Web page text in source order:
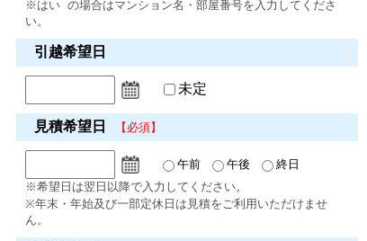
※はい の場合はマンション名・部屋番号を入力してくださ
い。
引越希望日
未定
見積希望日 【必須】
午前 午後
終日
※希望日は翌日以降で入力してください。
※年末・年始及び一部定休日は見積をご利用いただけませ
ん。